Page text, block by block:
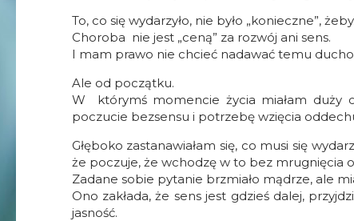
To, co się wydarzyło, nie było „konieczne”,
Choroba nie jest „ceną” za rozwój ani sens.
I mam prawo nie chcieć nadawać temu
Ale od początku.
W którymś momencie życia miałam duży
poczucie bezsensu i potrzebę wzięcia
Głęboko zastanawiałam się, co musi się
że poczuje, że wchodzę w to bez mrugnięcia
Zadane sobie pytanie brzmiało mądrze, ale
Ono zakłada, że sens jest gdzieś dalej,
jasność.